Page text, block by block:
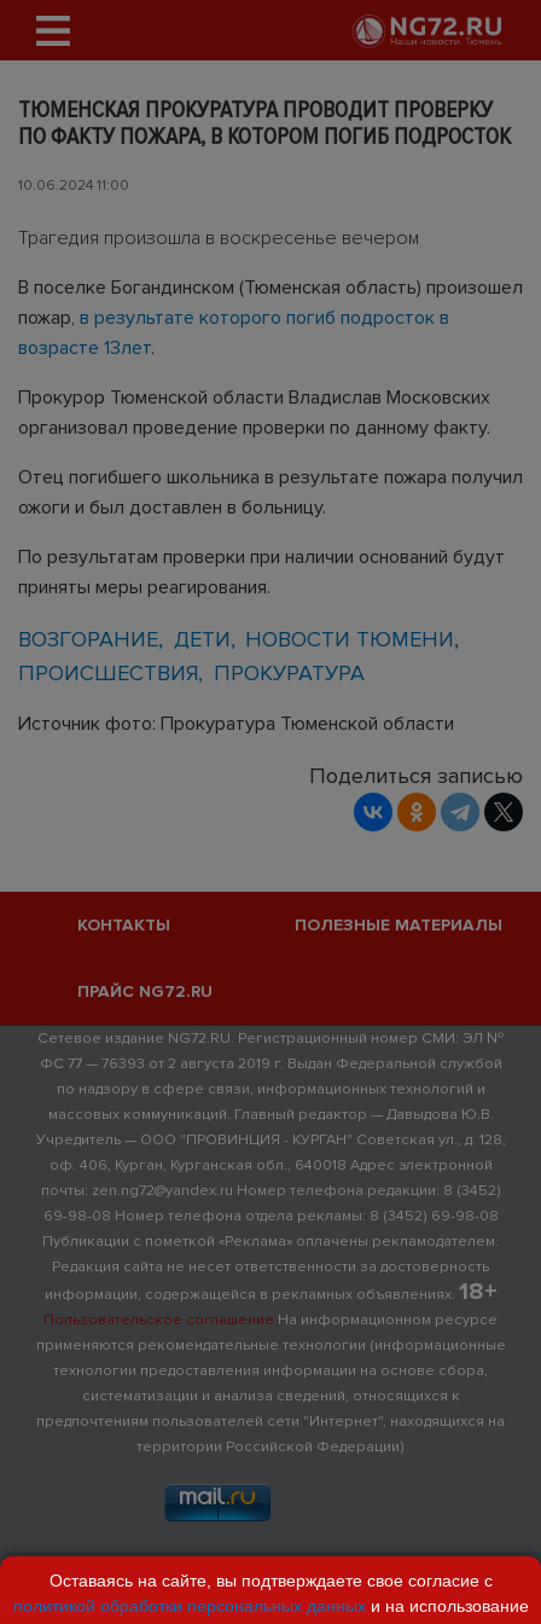
ТЮМЕНСКАЯ ПРОКУРАТУРА ПРОВОДИТ ПРОВЕРКУ
ПО ФАКТУ ПОЖАРА, В КОТОРОМ ПОГИБ ПОДРОСТОК
10.06.2024 11:00
Трагедия произошла в воскресенье вечером
В поселке Богандинском (Тюменская область) произошел
пожар, в результате которого погиб подросток в
возрасте 13лет.
Прокурор Тюменской области Владислав Московских
организовал проведение проверки по данному факту.
Отец погибшего школьника в результате пожара получил
ожоги и был доставлен в больницу.
По результатам проверки при наличии оснований будут
приняты меры реагирования.
ВОЗГОРАНИЕ ДЕТИ
НОВОСТИ ТЮМЕНИ
ПРОИСШЕСТВИЯ
ПРОКУРАТУРА
Источник фото: Прокуратура Тюменской области
Поделиться записью
КОНТАКТЫ ПОЛЕЗНЫЕ МАТЕРИАЛЫ
ПРАЙС NG72.RU
Сетевое издание NG72.RU. Регистрационный номер СМИ: ЭЛ №
ФС 77 — 76393 от 2 августа 2019 г. Выдан Федеральной службой
по надзору в сфере связи, информационных технологий и
массовых коммуникаций. Главный редактор — Давыдова Ю.В.
Учредитель — ООО "ПРОВИНЦИЯ - КУРГАН" Советская ул., д. 128,
оф. 406, Курган, Курганская обл., 640018 Адрес электронной
почты: zen.ng72@yandex.ru Номер телефона редакции: 8 (3452)
69-98-08 Номер телефона отдела рекламы: 8 (3452) 69-98-08
Публикации с пометкой «Реклама» оплачены рекламодателем.
Редакция сайта не несет ответственности за достоверность
информации, содержащейся в рекламных объявлениях. 18+
Пользовательское соглашение На информационном ресурсе
применяются рекомендательные технологии (информационные
технологии предоставления информации на основе сбора,
систематизации и анализа сведений, относящихся к
предпочтениям пользователей сети "Интернет", находящихся на
территории Российской Федерации)
Оставаясь на сайте, вы подтверждаете свое согласие с
политикой обработки персональных данныхи на использование